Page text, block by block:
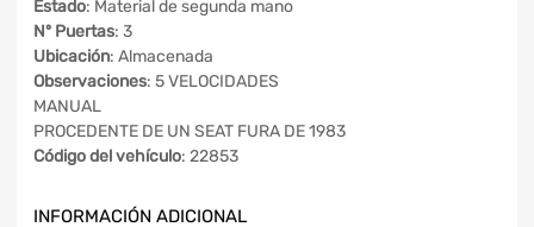
Estado: Material de segunda mano
Nº Puertas: 3
Ubicación: Almacenada
Observaciones: 5 VELOCIDADES
MANUAL
PROCEDENTE DE UN SEAT FURA DE 1983
Código del vehículo: 22853
INFORMACIÓN ADICIONAL